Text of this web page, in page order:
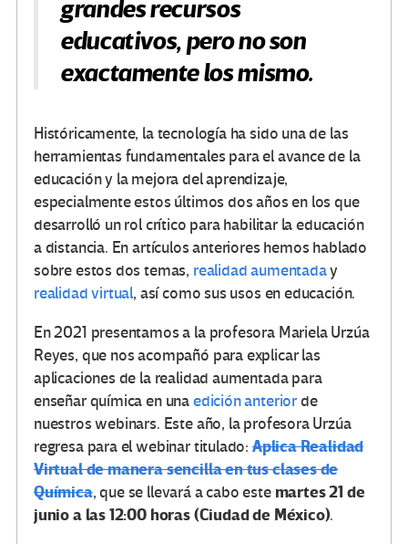
grandes recursos
educativos, pero no son
exactamente los mismo.
Históricamente, la tecnología ha sido una de las
herramientas fundamentales para el avance de la
educación y la mejora del aprendizaje,
especialmente estos últimos dos años en los que
desarrolló un rol crítico para habilitar la educación
a distancia. En artículos anteriores hemos hablado
sobre estos dos temas, realidad aumentaday
realidad virtual, así como sus usos en educación.
En 2021 presentamos a la profesora Mariela Urzúa
Reyes, que nos acompañó para explicar las
aplicaciones de la realidad aumentada para
enseñar química en unaedición anteriorde
nuestros webinars. Este año, la profesora Urzúa
regresa para el webinar titulado: Aplica Realidad
Virtual de manera sencilla en tus clases de
Química, que se llevará a cabo este martes 21 de
junio a las 12:00 horas (Ciudad de México).